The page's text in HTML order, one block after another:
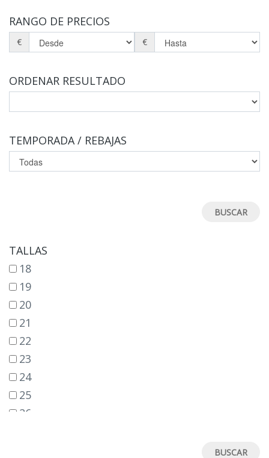
RANGO DE PRECIOS
€ €
ORDENAR RESULTADO
TEMPORADA / REBAJAS
TALLAS
18
19
20
21
22
23
24
25
26